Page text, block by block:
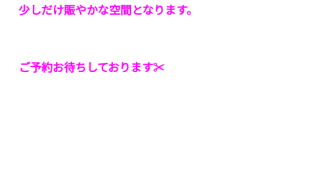
少しだけ賑やかな空間となります。
ご予約お待ちしております✂︎